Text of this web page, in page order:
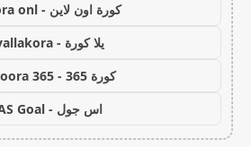
كورة اون لاين - koora onl
يلا كورة - yallakora
كورة 365 - kooora 365
اس جول - AS Goal